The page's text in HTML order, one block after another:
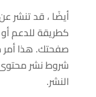
أيضًا ، قد تنشر
كطريقة للدعم
صفحتك. هذا
شروط نشر
النشر.